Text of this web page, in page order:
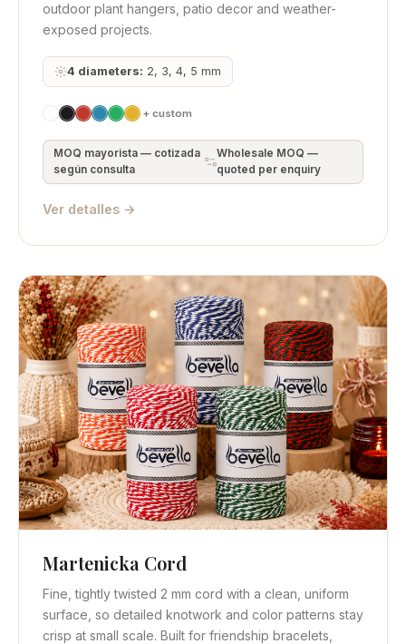
outdoor plant hangers, patio decor and weather-
exposed projects.
4 diameters: 2, 3, 4, 5 mm
+ custom
MOQ mayorista — cotizada
según consulta
Wholesale MOQ —
quoted per enquiry
Ver detalles →
Vista rápida Obtener cotización
Martenicka Cord
Fine, tightly twisted 2 mm cord with a clean, uniform
surface, so detailed knotwork and color patterns stay
crisp at small scale. Built for friendship bracelets,